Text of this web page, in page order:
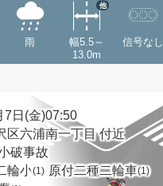
雨
幅5.5～
13.0m
他
信号なし
7日(金)07:50
区六浦南一丁目 付近
破事故
輪小(1) 原付二種二輪車(1)